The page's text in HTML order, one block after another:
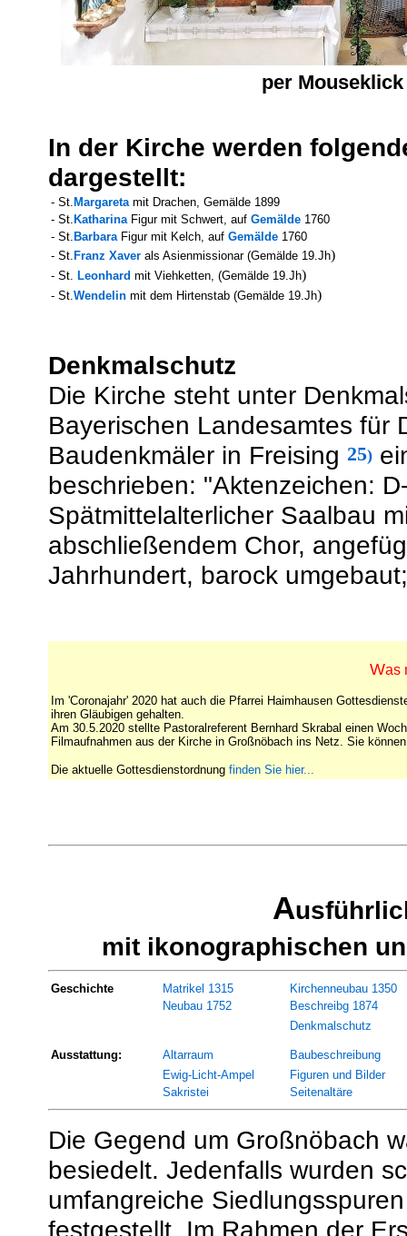
per
In der Kirche werden
dargestellt:
- St. Margaretamit Drachen, Gemälde 1899
- St. Katharina Figur mit Schwert, auf Gemälde 1760
- St. Barbara Figur mit Kelch, auf Gemälde 1760
- St. Franz Xaver als Asienmissionar (Gemälde 19.Jh)
- St. Leonhard mit Viehketten, (Gemälde 19.Jh)
- St.Wendelin mit dem Hirtenstab (Gemälde 19.Jh)
Denkmalschutz
Die Kirche steht unter
Bayerischen Landesamtes für
Baudenkmäler in Freising 25)
beschrieben: "Aktenzeichen:
Spätmittelalterlicher Saalbau
abschließendem Chor,
Jahrhundert, barock
Was
Im 'Coronajahr' 2020 hat auch die Pfarrei Haimhausen
ihren Gläubigen gehalten.
Am 30.5.2020 stellte Pastoralreferent Bernhard Skrabal einen
Filmaufnahmen aus der Kirche in Großnöbach ins Netz. Sie
Die aktuelle Gottesdienstordnung finden Sie hier...
A
mit ikonographischen
Geschichte Matrikel 1315
Kirchenneubau 1350
Neubau 1752
Beschreibg 1874
Denkmalschutz
Ausstattung: Altarraum
Baubeschreibung
Ewig-Licht-Ampel
Figuren und Bilder
Sakristei
Seitenaltäre
Die Gegend um Großnöbach
besiedelt. Jedenfalls wurden
umfangreiche
festgestellt. Im Rahmen der